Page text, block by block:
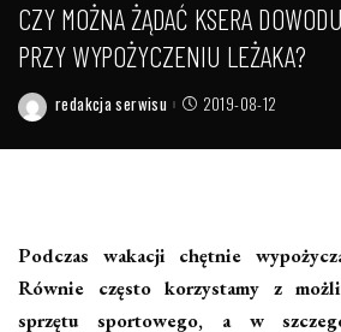
CZY MOŻNA ŻĄDAĆ KSERA
PRZY WYPOŻYCZENIU LEŻAKA?
Posted
redakcja serwisu 2019-08-12
Podczas wakacji chętnie
Równie często korzystamy z
sprzętu sportowego, a w